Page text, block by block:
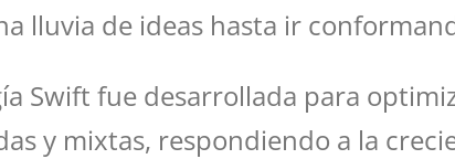
lluvia de ideas hasta ir
Swift fue desarrollada para
y mixtas, respondiendo a la